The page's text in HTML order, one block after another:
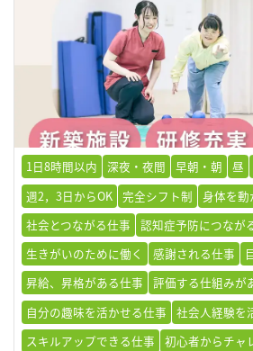
1日8時間以内 深夜・夜間 早朝・朝 昼
週2，3日からOK 完全シフト制
身体を動
社会とつながる仕事
認知症予防につなが
生きがいのために働く
感謝される仕事
昇給、昇格がある仕事
評価する仕組みが
自分の趣味を活かせる仕事
社会人経験を
スキルアップできる仕事
初心者からチャ